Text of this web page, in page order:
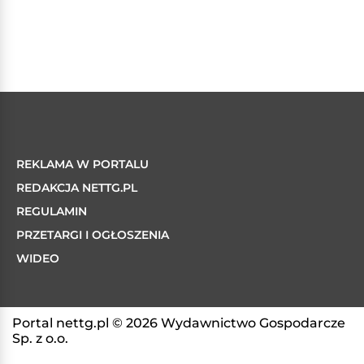
REKLAMA W PORTALU
REDAKCJA NETTG.PL
REGULAMIN
PRZETARGI I OGŁOSZENIA
WIDEO
Portal nettg.pl © 2026 Wydawnictwo Gospodarcze
Sp. z o.o.